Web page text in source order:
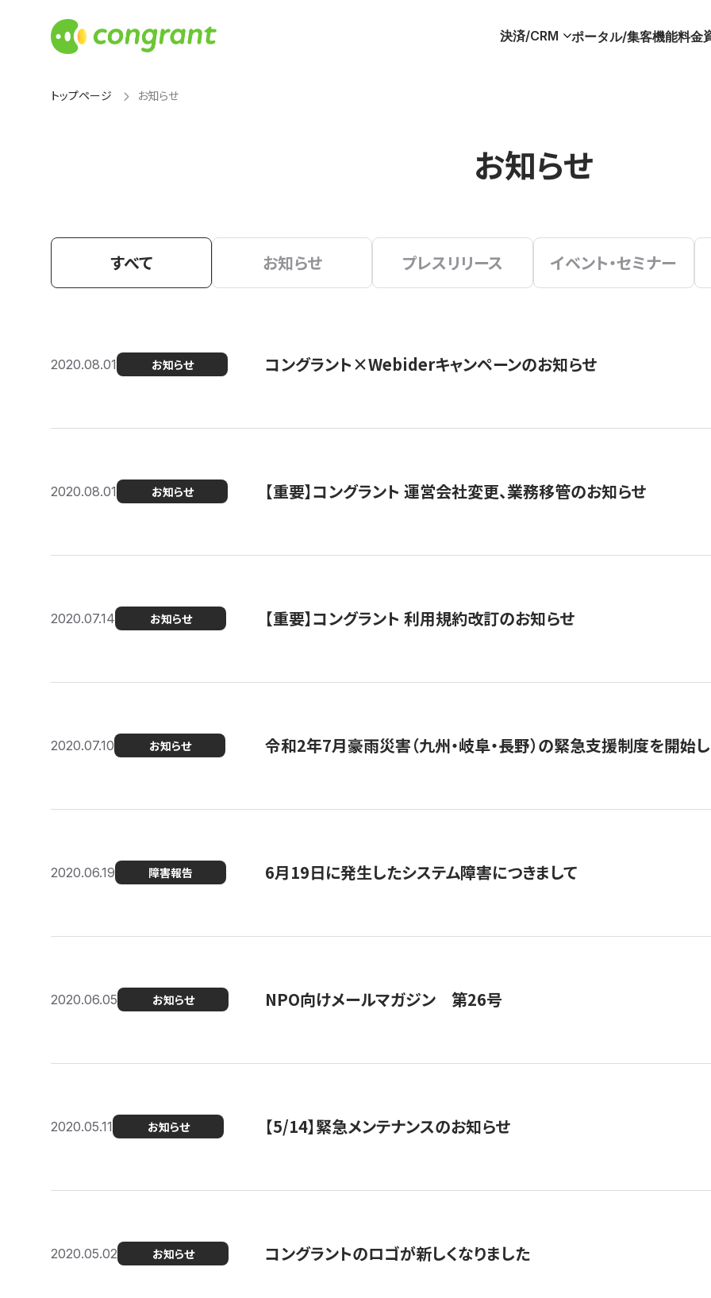
決済/CRM ポータル/集客機能料金
トップページ お知らせ
お知らせ
すべて お知らせ プレスリリース イベント・セミナー
2020.08.01 お知らせ コングラント×Webiderキャンペーンのお知らせ
2020.08.01 お知らせ 【重要】コングラント 運営会社変更、業務移管のお知らせ
2020.07.14 お知らせ 【重要】コングラント 利用規約改訂のお知らせ
2020.07.10 お知らせ 令和2年7月豪雨災害（九州・岐阜・長野）の緊急支援制度を開始
2020.06.19 障害報告 6月19日に発生したシステム障害につきまして
2020.06.05 お知らせ NPO向けメールマガジン 第26号
2020.05.11 お知らせ 【5/14】緊急メンテナンスのお知らせ
2020.05.02 お知らせ コングラントのロゴが新しくなりました